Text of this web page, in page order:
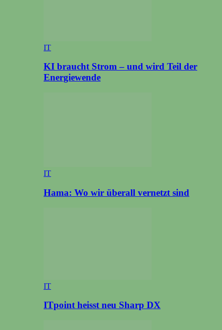
IT
KI braucht Strom – und wird Teil der
Energiewende
IT
Hama: Wo wir überall vernetzt sind
IT
ITpoint heisst neu Sharp DX